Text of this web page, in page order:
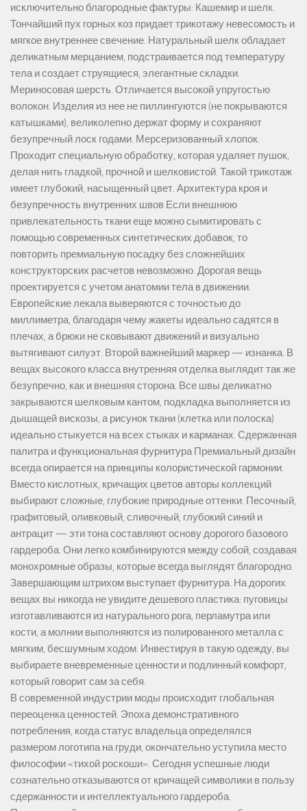
исключительно благородные фактуры: Кашемир и шелк.
Тончайший пух горных коз придает трикотажу невесомость и
мягкое внутреннее свечение. Натуральный шелк обладает
деликатным мерцанием, подстраивается под температуру
тела и создает струящиеся, элегантные складки.
Мериносовая шерсть. Отличается высокой упругостью
волокон. Изделия из нее не пиллингуются (не покрываются
катышками), великолепно держат форму и сохраняют
безупречный лоск годами. Мерсеризованный хлопок.
Проходит специальную обработку, которая удаляет пушок,
делая нить гладкой, прочной и шелковистой. Такой трикотаж
имеет глубокий, насыщенный цвет. Архитектура кроя и
безупречность внутренних швов Если внешнюю
привлекательность ткани еще можно сымитировать с
помощью современных синтетических добавок, то
повторить премиальную посадку без сложнейших
конструкторских расчетов невозможно. Дорогая вещь
проектируется с учетом анатомии тела в движении.
Европейские лекала выверяются с точностью до
миллиметра, благодаря чему жакеты идеально садятся в
плечах, а брюки не сковывают движений и визуально
вытягивают силуэт. Второй важнейший маркер — изнанка. В
вещах высокого класса внутренняя отделка выглядит так же
безупречно, как и внешняя сторона. Все швы деликатно
закрываются шелковым кантом, подкладка выполняется из
дышащей вискозы, а рисунок ткани (клетка или полоска)
идеально стыкуется на всех стыках и карманах. Сдержанная
палитра и функциональная фурнитура Премиальный дизайн
всегда опирается на принципы колористической гармонии.
Вместо кислотных, кричащих цветов авторы коллекций
выбирают сложные, глубокие природные оттенки. Песочный,
графитовый, оливковый, сливочный, глубокий синий и
антрацит — эти тона составляют основу дорогого базового
гардероба. Они легко комбинируются между собой, создавая
монохромные образы, которые всегда выглядят благородно.
Завершающим штрихом выступает фурнитура. На дорогих
вещах вы никогда не увидите дешевого пластика: пуговицы
изготавливаются из натурального рога, перламутра или
кости, а молнии выполняются из полированного металла с
мягким, бесшумным ходом. Инвестируя в такую одежду, вы
выбираете вневременные ценности и подлинный комфорт,
который говорит сам за себя.
В современной индустрии моды происходит глобальная
переоценка ценностей. Эпоха демонстративного
потребления, когда статус владельца определялся
размером логотипа на груди, окончательно уступила место
философии «тихой роскоши». Сегодня успешные люди
сознательно отказываются от кричащей символики в пользу
сдержанности и интеллектуального гардероба.